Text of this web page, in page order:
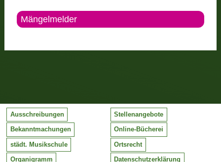
Mängelmelder
Ausschreibungen Stellenangebote
Bekanntmachungen Online-Bücherei
städt. Musikschule Ortsrecht
Organigramm Datenschutzerklärung